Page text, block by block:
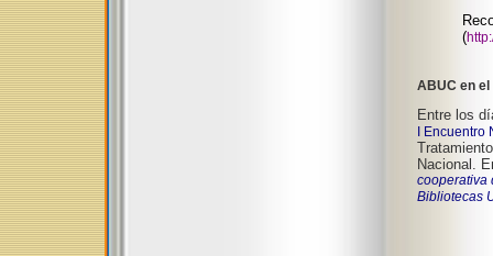
(
ABUC en
Entre los
I
Nacional.
cooperativa
Bibliotecas